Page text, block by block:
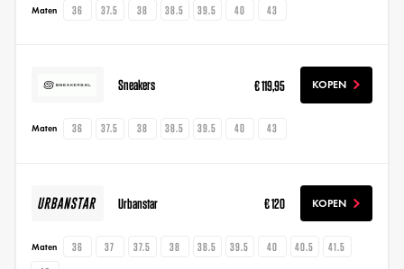
Maten 36 37.5 38 38.5 39.5 40 43
Sneakers € 119,95 KOPEN
Maten 36 37.5 38 38.5 39.5 40 43
Urbanstar € 120 KOPEN
Maten 36 37 37.5 38 38.5 39.5 40 40.5
41.5